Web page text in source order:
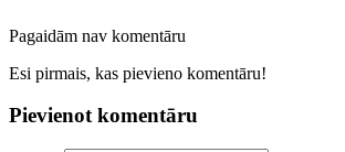
Pagaidām nav komentāru
Esi pirmais, kas pievieno komentāru!
Pievienot komentāru